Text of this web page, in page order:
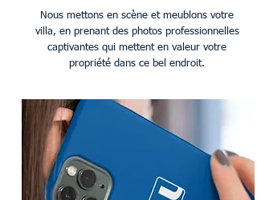
Nous mettons en scène et meublons votre
villa, en prenant des photos professionnelles
captivantes qui mettent en valeur votre
propriété dans ce bel endroit.